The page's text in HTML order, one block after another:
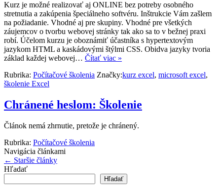
Kurz je možné realizovať aj ONLINE bez potreby osobného
stretnutia a zakúpenia špeciálneho softvéru. Inštrukcie Vám zašlem
na požiadanie. Vhodné aj pre skupiny. Vhodné pre všetkých
záujemcov o tvorbu webovej stránky tak ako sa to v bežnej praxi
robí. Účelom kurzu je oboznámiť účastníka s hypertextovým
jazykom HTML a kaskádovými štýlmi CSS. Obidva jazyky tvoria
základ každej webovej… Čítať viac »
Rubrika: Počítačové školenia Značky:kurz excel, microsoft excel,
školenie Excel
Chránené heslom: Školenie
Článok nemá zhrnutie, pretože je chránený.
Rubrika: Počítačové školenia
Navigácia článkami
← Staršie články
Hľadať
Hľadať